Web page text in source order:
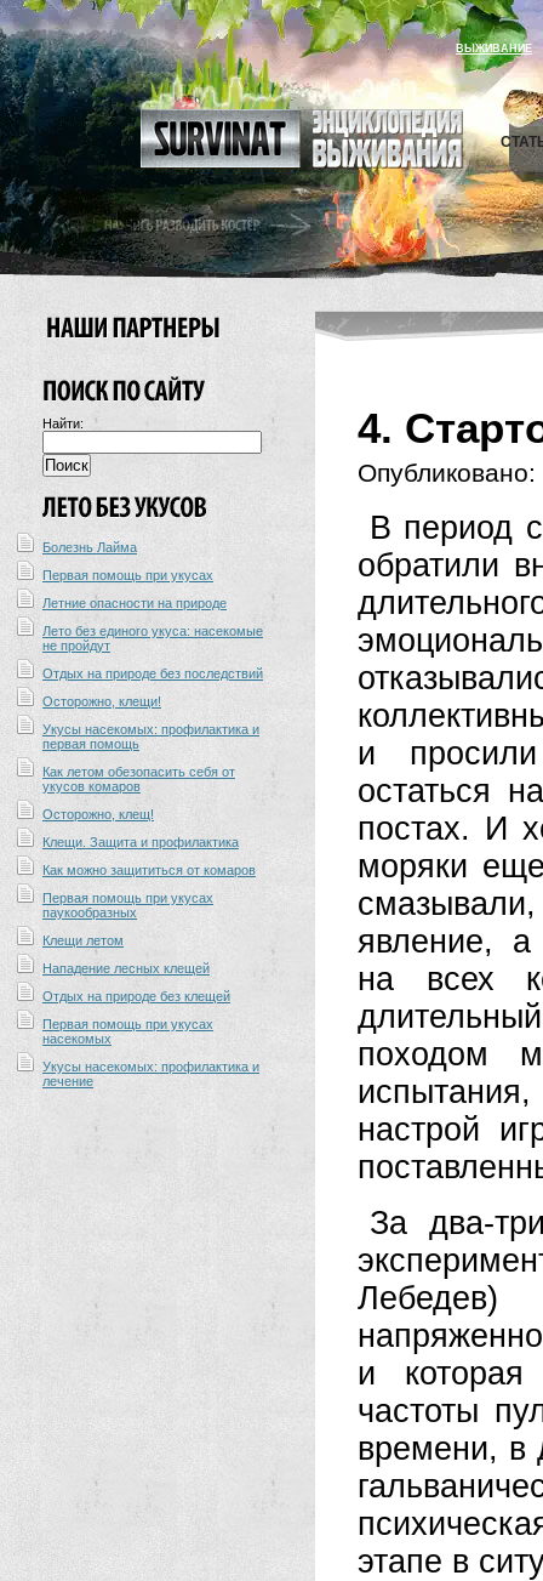
ВЫЖИВАНИЕ
Найти:
Болезнь Лайма
Первая помощь при укусах
Летние опасности на природе
Лето без единого укуса: насекомые
не пройдут
Отдых на природе без последствий
Осторожно, клещи!
Укусы насекомых: профилактика и
первая помощь
Как летом обезопасить себя от
укусов комаров
Осторожно, клещ!
Клещи. Защита и профилактика
Как можно защититься от комаров
Первая помощь при укусах
паукообразных
Клещи летом
Нападение лесных клещей
Отдых на природе без клещей
Первая помощь при укусах
насекомых
Укусы насекомых: профилактика и
лечение
4.
Опубликовано:
В период
обратили
и
остаться
постах. И
моряки
явление,
на всех
походом
настрой
За два-
Лебедев)
и которая
частоты
времени, в
этапе в